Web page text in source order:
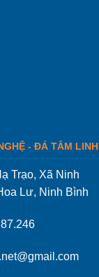
- ĐÁ TÂM LINH
Trạo, Xã Ninh
Lư, Ninh Bình